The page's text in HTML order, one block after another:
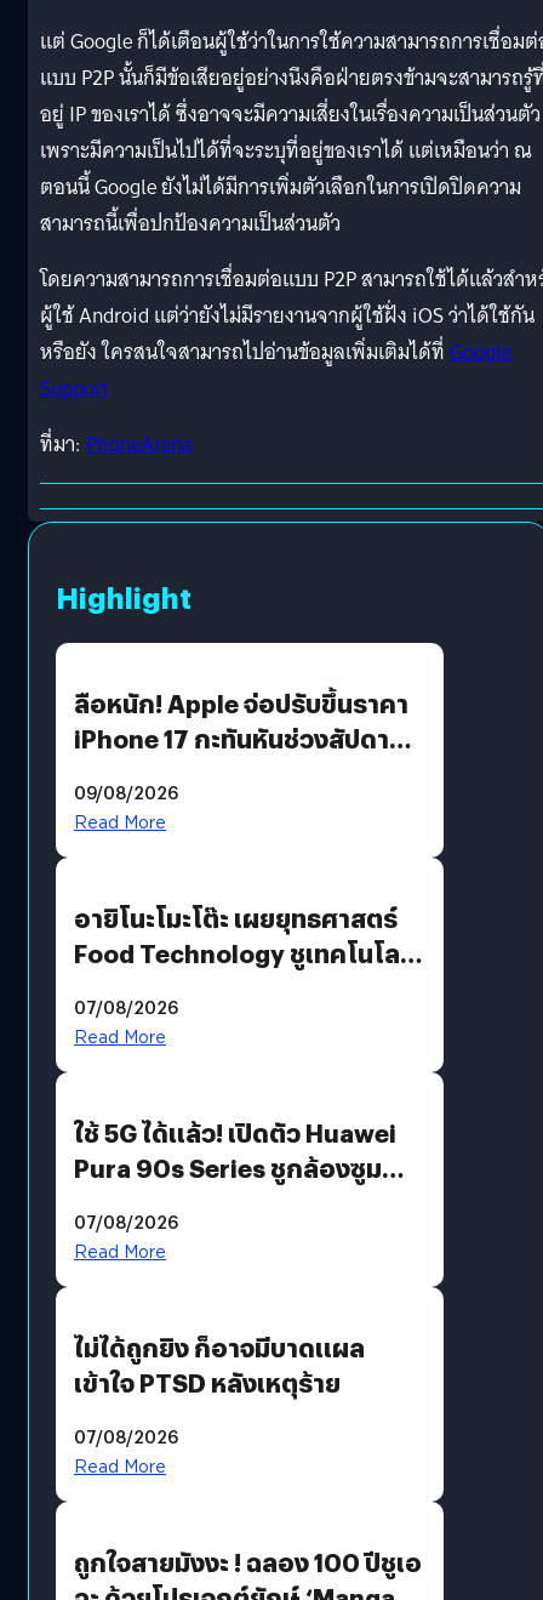
แต่ Google ก็ได้เตือนผู้ใช้ว่าในการใช้ความสามารถการเชื่อม
แบบ P2P นั้นก็มีข้อเสียอยู่อย่างนึงคือฝ่ายตรงข้ามจะสามารถรู้
อยู่ IP ของเราได้ ซึ่งอาจจะมีความเสี่ยงในเรื่องความเป็นส่วนตัว
เพราะมีความเป็นไปได้ที่จะระบุที่อยู่ของเราได้ แต่เหมือนว่า ณ
ตอนนี้ Google ยังไม่ได้มีการเพิ่มตัวเลือกในการเปิดปิดความ
สามารถนี้เพื่อปกป้องความเป็นส่วนตัว
โดยความสามารถการเชื่อมต่อแบบ P2P สามารถใช้ได้แล้วสำ
ผู้ใช้ Android แต่ว่ายังไม่มีรายงานจากผู้ใช้ฝั่ง iOS ว่าได้ใช้กัน
หรือยัง ใครสนใจสามารถไปอ่านข้อมูลเพิ่มเติมได้ที่Google
Support
ที่มา: PhoneArena
Highlight
ลือหนัก! Apple จ่อปรับขึ้นราคา
iPhone 17 กะทันหันช่วงสัปดาห์ที่
09/08/2026
Read More
อายิโนะโมะโต๊ะ เผยยุทธศาสตร์
Food Technology ชูเทคโนโลยี
บริโภคและ B2B
07/08/2026
Read More
ใช้ 5G ได้แล้ว! เปิดตัว Huawei
Pura 90s Series ชูกล้องซูม
07/08/2026
Read More
ไม่ได้ถูกยิง ก็อาจมีบาดแผล
เข้าใจ PTSD หลังเหตุร้าย
07/08/2026
Read More
ถูกใจสายมังงะ ! ฉลอง 100 ปีชูเอ